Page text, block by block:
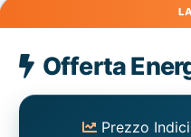
Energia
Elettrica
consigliata
Offerta
Prezzo